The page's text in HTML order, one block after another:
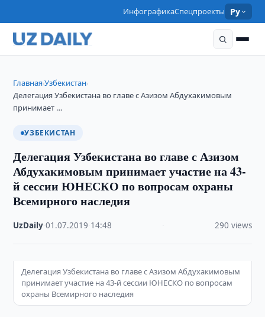
ИнфографикаСпецпроекты Ру
Главная›Узбекистан›
Делегация Узбекистана во главе с Азизом Абдухакимовым
принимает …
УЗБЕКИСТАН
Делегация Узбекистана во главе с Азизом
Абдухакимовым принимает участие на 43-
й сессии ЮНЕСКО по вопросам охраны
Всемирного наследия
UzDaily ·01.07.2019 14:48 290 views
Делегация Узбекистана во главе с Азизом Абдухакимовым
принимает участие на 43-й сессии ЮНЕСКО по вопросам
охраны Всемирного наследия